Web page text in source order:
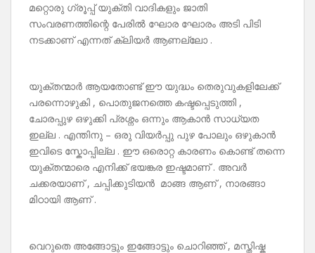
മറ്റൊരു ഗ്രൂപ്പ് യുക്തി വാദികളും ജാതി
സംവരണത്തിന്റെ പേരിൽ ഘോര ഘോരം അടി പിടി
നടക്കാണ്‌ എന്നത് ക്ലിയർ ആണല്ലോ .
യുക്തന്മാർ ആയതോണ്ട് ഈ യുദ്ധം തെരുവുകളിലേക്ക്
പരന്നൊഴുകി , പൊതുജനത്തെ കഷ്ടപ്പെടുത്തി ,
ചോരപ്പുഴ ഒഴുക്കി പ്രശ്നം ഒന്നും ആകാൻ സാധ്യത
ഇല്ല . എന്തിനു – ഒരു വിയർപ്പു പുഴ പോലും ഒഴുകാൻ
ഇവിടെ സ്കോപ്പില്ല . ഈ ഒരൊറ്റ കാരണം കൊണ്ട് തന്നെ
യുക്തന്മാരെ എനിക്ക് ഭയങ്കര ഇഷ്ടമാണ് . അവർ
ചക്കരയാണ് , ചപ്പിക്കുടിയൻ മാങ്ങ ആണ് , നാരങ്ങാ
മിഠായി ആണ് .
വെറുതെ അങ്ങോട്ടും ഇങ്ങോട്ടും ചൊറിഞ്ഞ് , മസ്തിഷ്ക